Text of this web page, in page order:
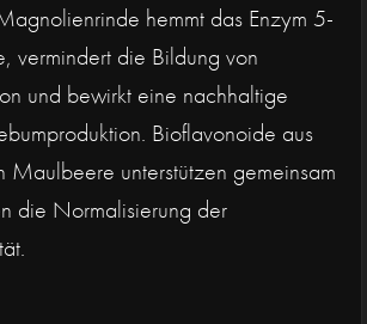
hemmt das Enzym 5-
vermindert die Bildung von
und bewirkt eine nachhaltige
Bioflavonoide aus
Maulbeere unterstützen gemeinsam
die Normalisierung der